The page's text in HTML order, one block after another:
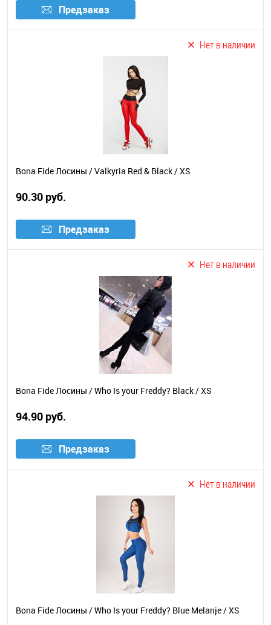
Предзаказ
Нет в наличии
Bona Fide Лосины / Valkyria Red & Black / XS
90.30 руб.
Предзаказ
Нет в наличии
Bona Fide Лосины / Who Is your Freddy? Black / XS
94.90 руб.
Предзаказ
Нет в наличии
Bona Fide Лосины / Who Is your Freddy? Blue Melanje / XS